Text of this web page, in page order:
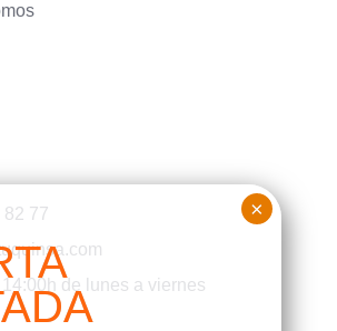
82 77
de lunes a viernes